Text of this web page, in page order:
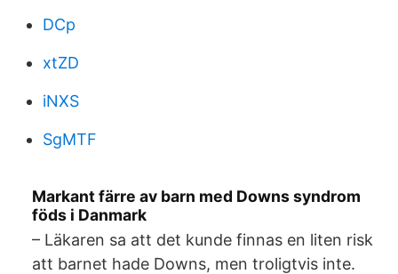
DCp
xtZD
iNXS
SgMTF
Markant färre av barn med Downs syndrom
föds i Danmark
– Läkaren sa att det kunde finnas en liten risk
att barnet hade Downs, men troligtvis inte.